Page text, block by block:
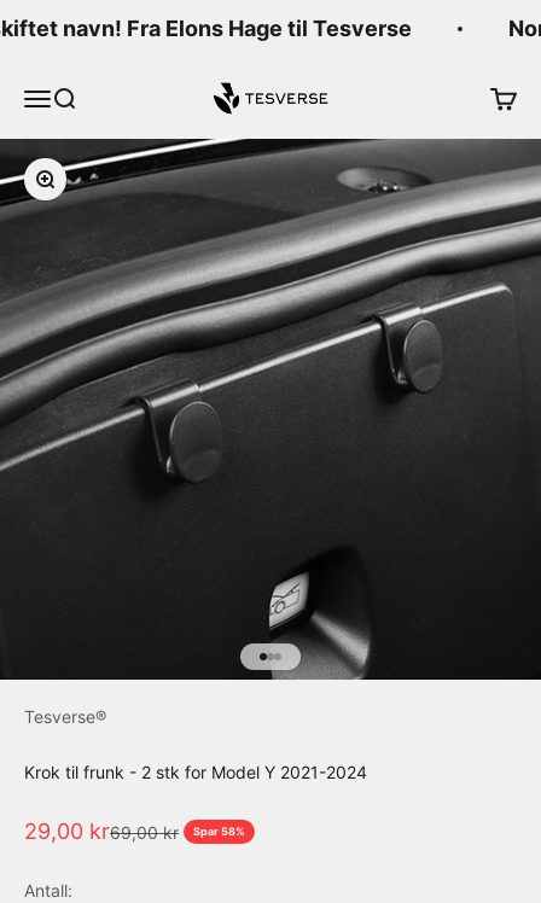
navn! Fra Elons Hage til Tesverse
Meny
Søk Tesverse
Forstørr
Gå til element 1
Gå til element 2
Gå til element 3
Tesverse®
Krok til frunk - 2 stk for Model Y 2021-2024
Salgspris
29,00 krNormalpris
69,00 kr Spar 58%
Antall: